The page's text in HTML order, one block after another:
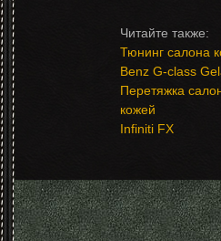
Тюнинг салона
Benz G-class
Перетяжка
кожей
Infiniti FX